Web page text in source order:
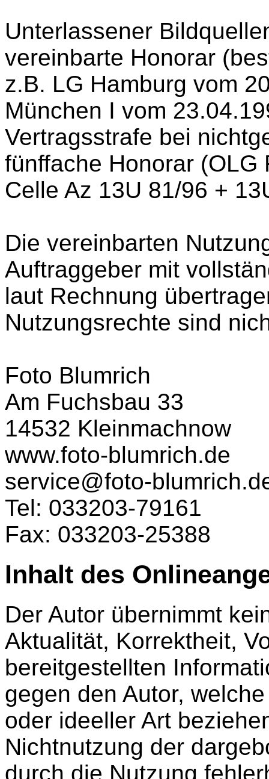
Unterlassener
vereinbarte Honorar
z.B. LG Hamburg vom
München I vom
Vertragsstrafe bei
fünffache Honorar (OLG
Celle Az 13U 81/96 +
Die vereinbarten
Auftraggeber mit
laut Rechnung
Nutzungsrechte sind
Foto Blumrich
Am Fuchsbau 33
14532 Kleinmachnow
www.foto-blumrich.de
service@foto-
Tel: 033203-79161
Fax: 033203-25388
Inhalt des
Der Autor übernimmt
Aktualität, Korrektheit,
bereitgestellten
gegen den Autor,
oder ideeller Art
Nichtnutzung der
durch die Nutzung